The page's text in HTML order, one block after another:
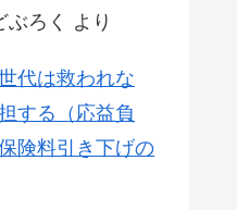
ぶろく より
代は救われな
する（応益負
険料引き下げの